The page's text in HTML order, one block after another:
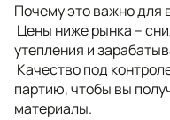
Почему это важно для
Цены ниже рынка –
утепления и
Качество под
партию, чтобы вы
материалы.